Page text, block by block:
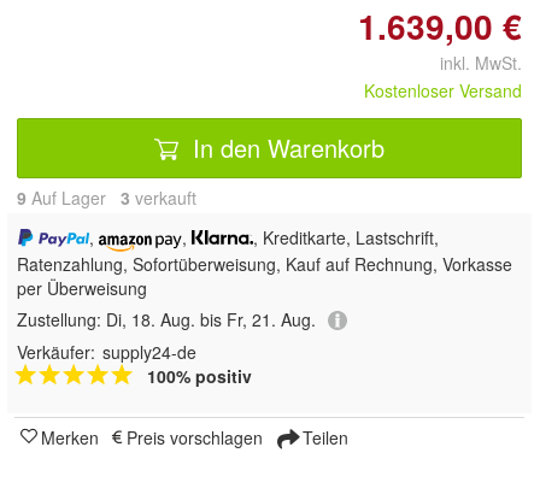
1.639,00 €
inkl. MwSt.
Kostenloser Versand
In den Warenkorb
9 Auf Lager 3 verkauft
,
,
, Kreditkarte, Lastschrift,
Ratenzahlung, Sofortüberweisung, Kauf auf Rechnung, Vorkasse
per Überweisung
Zustellung: Di, 18. Aug. bis Fr, 21. Aug.
Verkäufer: supply24-de
100% positiv
Merken Preis vorschlagen Teilen